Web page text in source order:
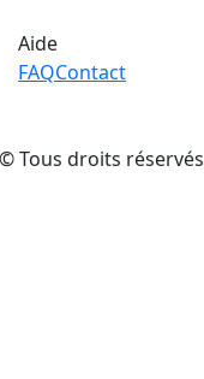
Aide
FAQContact
Tous droits réservés